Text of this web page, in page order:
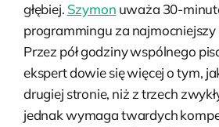
głębiej. Szymon uważa 30-
programmingu za najmocniejszy
Przez pół godziny wspólnego
ekspert dowie się więcej o tym,
drugiej stronie, niż z trzech
jednak wymaga twardych